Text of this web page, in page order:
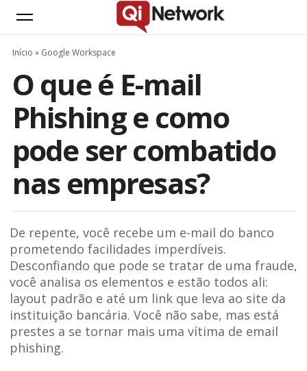
Início » Google Workspace
O que é E-mail
Phishing e como
pode ser combatido
nas empresas?
De repente, você recebe um e-mail do banco
prometendo facilidades imperdíveis.
Desconfiando que pode se tratar de uma fraude,
você analisa os elementos e estão todos ali:
layout padrão e até um link que leva ao site da
instituição bancária. Você não sabe, mas está
prestes a se tornar mais uma vítima de email
phishing.